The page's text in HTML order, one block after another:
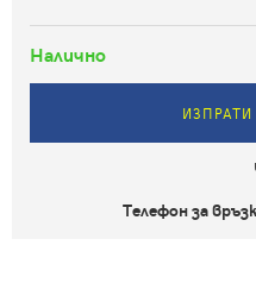
Налично
Телефон за